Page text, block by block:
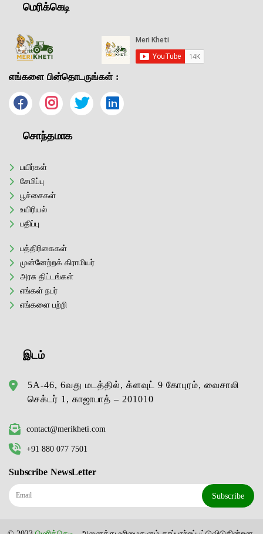
மெரிக்கெடி
எங்களை பின்தொடருங்கள் :
சொந்தமாக
பயிர்கள்
சேமிப்பு
பூச்சைகள்
உயிரியல்
பதிப்பு
பத்திரிகைகள்
முன்னேற்றக் கிராமியர்
அரசு திட்டங்கள்
எங்கள் நபர்
எங்களை பற்றி
இடம்
5A-46, 6வது மடத்தில், க்ளவுட் 9 கோபுரம், வைசாலி
செக்டர் 1, காஜாபாத் – 201010
contact@merikheti.com
+91 880 077 7501
Subscribe NewsLetter
Subscribe